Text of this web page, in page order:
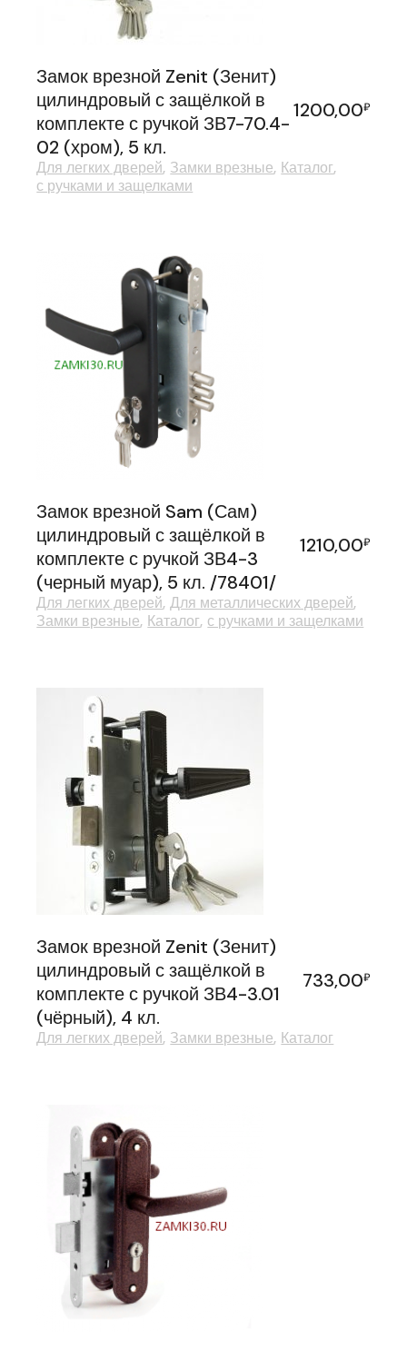
Замок врезной Zenit (Зенит)
цилиндровый с защёлкой в
комплекте с ручкой ЗВ7-70.4-
02 (хром), 5 кл.
1200,00₽
Для легких дверей Замки врезные Каталог
с ручками и защелками
Замок врезной Sam (Сам)
цилиндровый с защёлкой в
комплекте с ручкой ЗВ4-3
(черный муар), 5 кл. /78401/
1210,00₽
Для легких дверей Для металлических дверей
Замки врезные Каталог с ручками и защелками
Замок врезной Zenit (Зенит)
цилиндровый с защёлкой в
комплекте с ручкой ЗВ4-3.01
(чёрный), 4 кл.
733,00₽
Для легких дверей Замки врезные Каталог